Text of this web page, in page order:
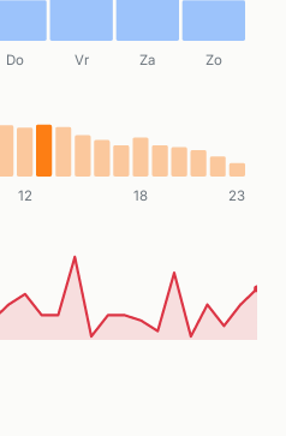
Do Vr Za Zo
12 18 23